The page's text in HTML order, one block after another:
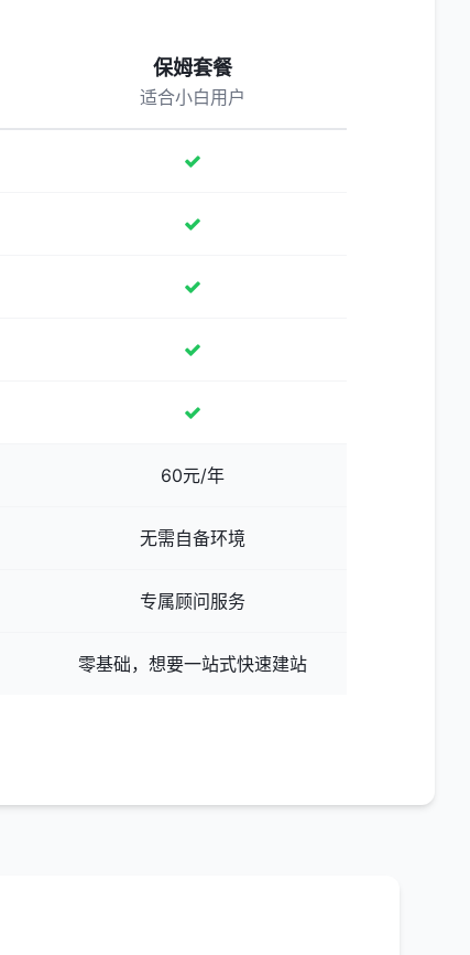
保姆套餐
适合小白用户
60元/年
无需自备环境
专属顾问服务
零基础，想要一站式快速建站